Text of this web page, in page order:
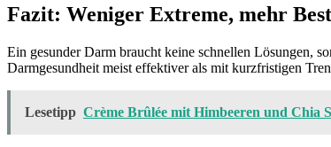
Fazit: Weniger Extreme, mehr
Ein gesunder Darm braucht keine schnellen Lösungen,
Darmgesundheit meist effektiver als mit kurzfristigen
Lesetipp Crème Brûlée mit Himbeeren und Chia